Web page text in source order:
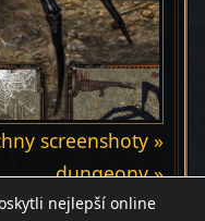
screenshoty »
dungeony »
nejlepší online